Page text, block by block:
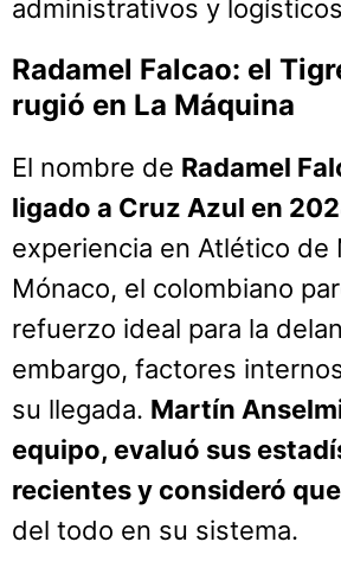
administrativos y
Radamel Falcao: el
rugió en La Máquina
El nombre de Radamel
ligado a Cruz Azul en
experiencia en Atlético de
Mónaco, el colombiano
refuerzo ideal para la
embargo, factores
su llegada. Martín
equipo, evaluó sus
recientes y consideró
del todo en su sistema.